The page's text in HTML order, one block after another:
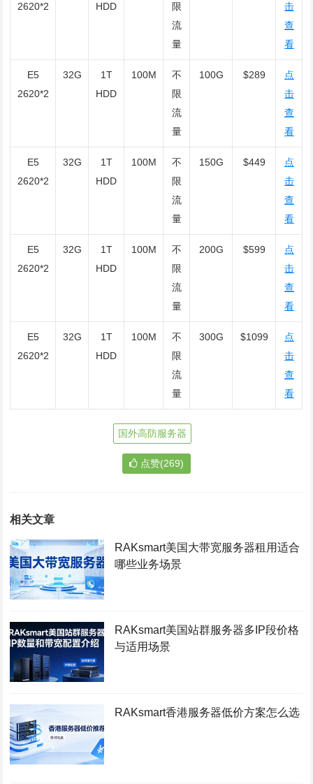
2620*2
HDD
限
流
量
击
查
看
E5
2620*2
32G
1T
HDD
100M
不
限
流
量
100G $289
点
击
查
看
E5
2620*2
32G
1T
HDD
100M
不
限
流
量
150G $449
点
击
查
看
E5
2620*2
32G
1T
HDD
100M
不
限
流
量
200G $599
点
击
查
看
E5
2620*2
32G
1T
HDD
100M
不
限
流
量
300G $1099
点
击
查
看
国外高防服务器
点赞(269)
相关文章
RAKsmart美国大带宽服务器租用适合
哪些业务场景
RAKsmart美国站群服务器多IP段价格
与适用场景
RAKsmart香港服务器低价方案怎么选